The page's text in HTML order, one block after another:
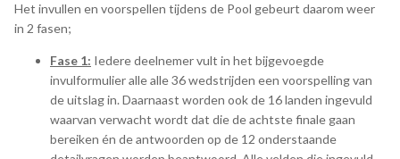
Het invullen en voorspellen tijdens de Pool gebeurt daarom weer
in 2 fasen;
Fase 1: Iedere deelnemer vult in het bijgevoegde
invulformulier alle alle 36 wedstrijden een voorspelling van
de uitslag in. Daarnaast worden ook de 16 landen ingevuld
waarvan verwacht wordt dat die de achtste finale gaan
bereiken én de antwoorden op de 12 onderstaande